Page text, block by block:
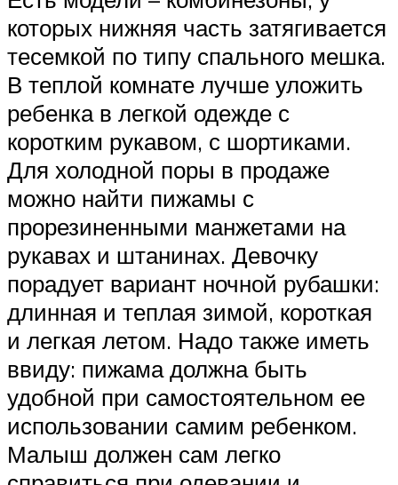
которых нижняя часть затягивается
тесемкой по типу спального мешка.
В теплой комнате лучше уложить
ребенка в легкой одежде с
коротким рукавом, с шортиками.
Для холодной поры в продаже
можно найти пижамы с
прорезиненными манжетами на
рукавах и штанинах. Девочку
порадует вариант ночной рубашки:
длинная и теплая зимой, короткая
и легкая летом. Надо также иметь
ввиду: пижама должна быть
удобной при самостоятельном ее
использовании самим ребенком.
Малыш должен сам легко